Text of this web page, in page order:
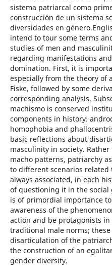
sistema patriarcal como
construcción de un sistema
diversidades en
intend to tour some terms
studies of men and
regarding manifestations
domination. First, it is
especially from the theory of
Fiske, followed by some
corresponding analysis.
machismo is conserved
components in history:
homophobia and
basic reflections about
masculinity in society.
macho patterns, patriarchy
to different scenarios related
always associated, in each
of questioning it in the
is of primordial importance
awareness of the
action and be protagonists
traditional male norms;
disarticulation of the
the construction of an
gender diversity.